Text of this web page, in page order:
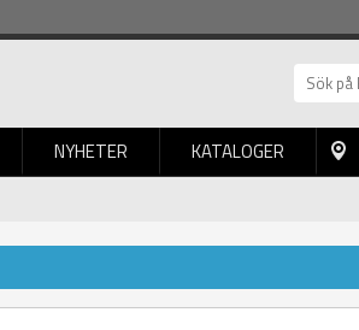
NYHETER KATALOGER